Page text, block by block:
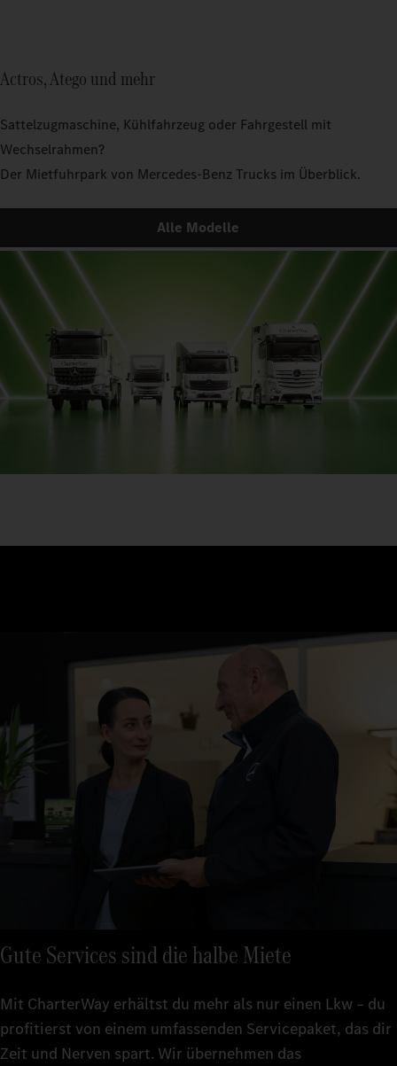
Actros, Atego und mehr
Sattelzugmaschine, Kühlfahrzeug oder Fahrgestell mit
Wechselrahmen?
Der Mietfuhrpark von Mercedes‑Benz Trucks im Überblick.
Alle Modelle
Gute Services sind die halbe Miete
Mit CharterWay erhältst du mehr als nur einen Lkw – du
profitierst von einem umfassenden Servicepaket, das dir
Zeit und Nerven spart. Wir übernehmen das